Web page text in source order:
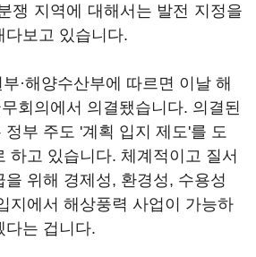
쟁 지역에 대해서는 발전 지정을
다보고 있습니다.
·해양수산부에 따르면 이날 해
회의에서 의결됐습니다. 의결된
부 주도 '계획 입지 제도'를 도
하고 있습니다. 체계적이고 질서
을 위해 경제성, 환경성, 수용성
지에서 해상풍력 사업이 가능하
다는 겁니다.